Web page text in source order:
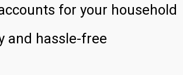
for your household
and hassle-free